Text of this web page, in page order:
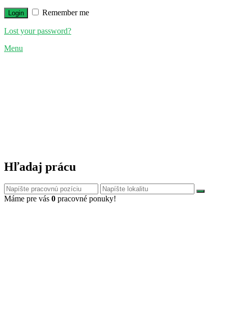
Remember me
Lost your password?
Menu
Hľadaj prácu
Máme pre vás 0 pracovné ponuky!